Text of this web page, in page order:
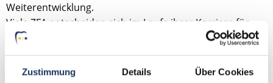
Zustimmung Details Über Cookies
Weiterentwicklung.
Viele ZFA entscheiden sich im Laufe ihrer Karriere für
eine Spezialisierung, zum Beispiel in den Bereichen
Prophylaxe, Praxisorganisation oder Assistenz bei
komplexeren Behandlungen.